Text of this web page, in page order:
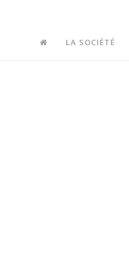
LA SOCIÉTÉ